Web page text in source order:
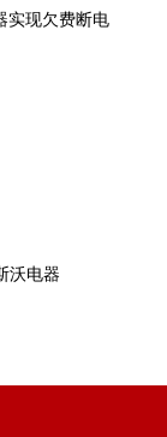
实现欠费断电
沃电器